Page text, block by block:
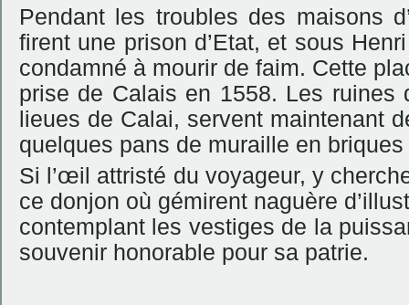
Pendant les troubles des maisons
firent une prison d’Etat, et sous
condamné à mourir de faim. Cette
prise de Calais en 1558. Les ruines
lieues de Calai, servent maintenant
quelques pans de muraille en
Si l’œil attristé du voyageur, y
ce donjon où gémirent naguère
contemplant les vestiges de la
souvenir honorable pour sa patrie.